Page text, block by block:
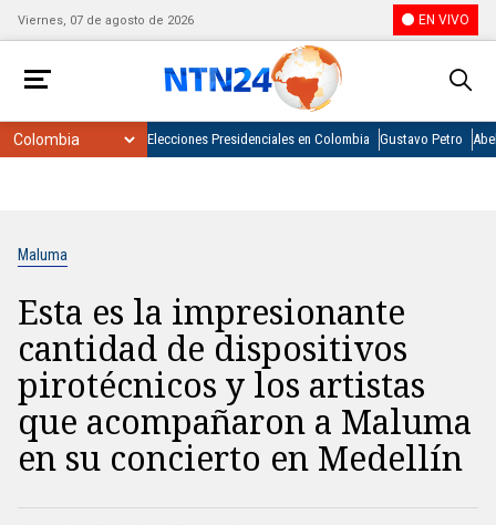
Viernes, 07 de agosto de 2026 EN VIVO
Elecciones Presidenciales en Colombia Gustavo Petro
Maluma
Esta es la impresionante
cantidad de dispositivos
pirotécnicos y los artistas
que acompañaron a Maluma
en su concierto en Medellín